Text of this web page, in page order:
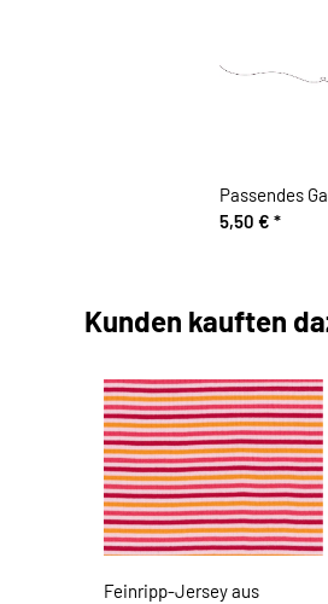
Passendes
5,50 € *
Kunden kauften
Feinripp-Jersey aus